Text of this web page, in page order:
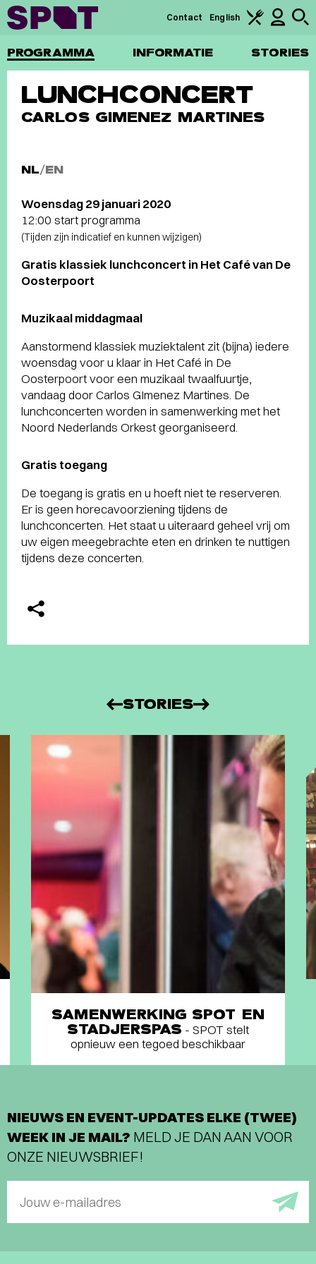
PROGRAMMA INFORMATIE STORIES
Contact English
LUNCHCONCERT
CARLOS GIMENEZ MARTINES
NL/EN
Woensdag 29 januari 2020
12:00 start programma
(Tijden zijn indicatief en kunnen wijzigen)
Gratis klassiek lunchconcert in Het Café van De
Oosterpoort
Muzikaal middagmaal
Aanstormend klassiek muziektalent zit (bijna) iedere
woensdag voor u klaar in Het Café in De
Oosterpoort voor een muzikaal twaalfuurtje,
vandaag door Carlos GImenez Martines. De
lunchconcerten worden in samenwerking met het
Noord Nederlands Orkest georganiseerd.
Gratis toegang
De toegang is gratis en u hoeft niet te reserveren.
Er is geen horecavoorziening tijdens de
lunchconcerten. Het staat u uiteraard geheel vrij om
uw eigen meegebrachte eten en drinken te nuttigen
tijdens deze concerten.
STORIES
SAMENWERKING SPOT EN
STADJERSPAS - SPOT stelt
opnieuw een tegoed beschikbaar
NIEUWS EN EVENT-UPDATES ELKE (TWEE)
WEEK IN JE MAIL? MELD JE DAN AAN VOOR
ONZE NIEUWSBRIEF!
Jouw e-mailadres